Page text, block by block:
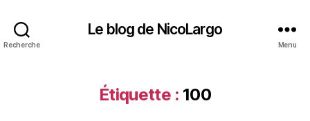
Recherche
Le blog de NicoLargo
Menu
Étiquette : 100